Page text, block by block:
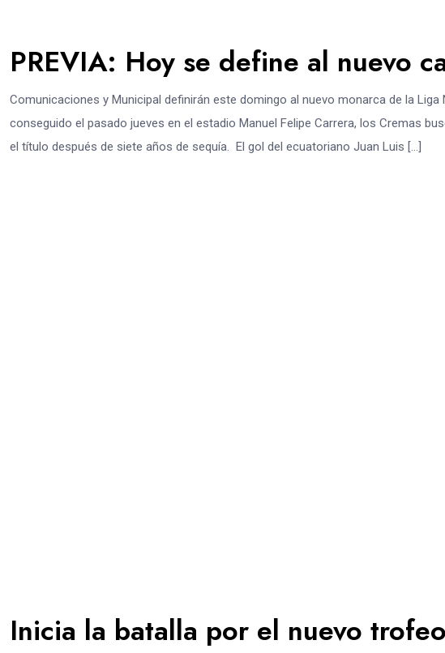
PREVIA: Hoy se define al nuevo
Comunicaciones y Municipal definirán este domingo al nuevo monarca de la
conseguido el pasado jueves en el estadio Manuel Felipe Carrera, los Cremas
el título después de siete años de sequía. El gol del ecuatoriano Juan Luis […]
Inicia la batalla por el nuevo